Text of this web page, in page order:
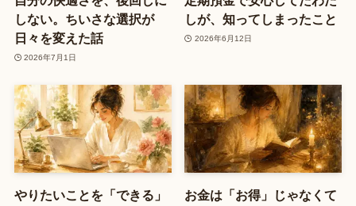
しない。ちいさな選択が
日々を変えた話
2026年7月1日
しが、知ってしまったこと
2026年6月12日
やりたいことを「できる」
お金は「お得」じゃなくて